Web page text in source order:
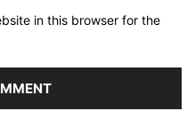
in this browser for the